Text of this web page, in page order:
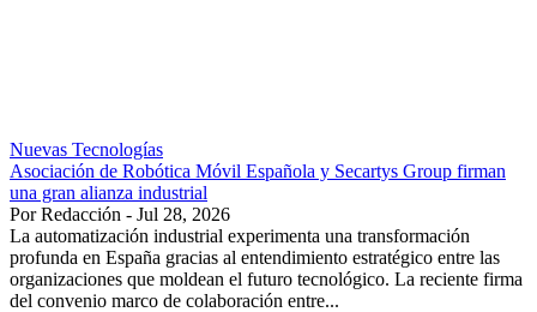
Nuevas Tecnologías
Asociación de Robótica Móvil Española y Secartys Group firman
una gran alianza industrial
Por Redacción - Jul 28, 2026
La automatización industrial experimenta una transformación
profunda en España gracias al entendimiento estratégico entre las
organizaciones que moldean el futuro tecnológico. La reciente firma
del convenio marco de colaboración entre...